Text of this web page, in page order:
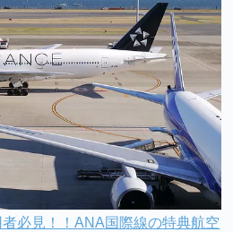
者必見！！ANA国際線の特典航空